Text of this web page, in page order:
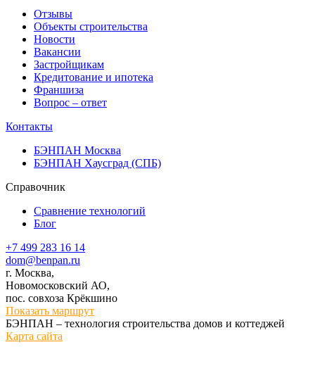
Отзывы
Объекты строительства
Новости
Вакансии
Застройщикам
Кредитование и ипотека
Франшиза
Вопрос – ответ
Контакты
БЭНПАН Москва
БЭНПАН Хаусград (СПБ)
Справочник
Сравнение технологий
Блог
+7 499 283 16 14
dom@benpan.ru
г. Москва,
Новомосковский АО,
пос. совхоза Крёкшино
Показать маршрут
БЭНПАН – технология строительства домов и коттеджей
Карта сайта